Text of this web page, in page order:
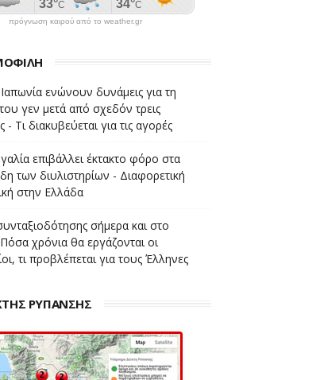
πρόγνωση καιρού από το weather.gr
ενώνουν δυνάμεις για τη
γεν μετά από σχεδόν τρεις
- Τι διακυβεύεται για τις αγορές
επιβάλλει έκτακτο φόρο στα
των διυλιστηρίων - Διαφορετική
στην Ελλάδα
σήμερα και στο
χρόνια θα εργάζονται οι
τι προβλέπεται για τους Έλληνες
ΡΥΠΑΝΣΗΣ